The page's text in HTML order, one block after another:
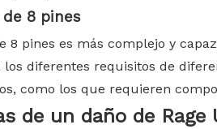
de 8 pines
8 pines es más complejo y
los diferentes requisitos de
como los que requieren
de un daño de Rage